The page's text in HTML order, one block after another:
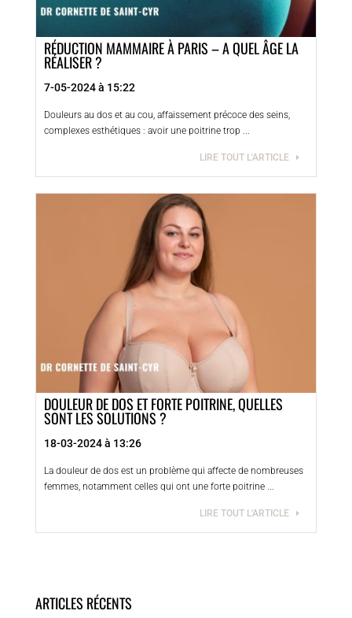
RÉDUCTION MAMMAIRE À PARIS – A QUEL ÂGE LA
RÉALISER ?
7-05-2024 à 15:22
Douleurs au dos et au cou, affaissement précoce des seins,
complexes esthétiques : avoir une poitrine trop ...
LIRE TOUT L'ARTICLE
DOULEUR DE DOS ET FORTE POITRINE, QUELLES
SONT LES SOLUTIONS ?
18-03-2024 à 13:26
La douleur de dos est un problème qui affecte de nombreuses
femmes, notamment celles qui ont une forte poitrine ...
LIRE TOUT L'ARTICLE
ARTICLES RÉCENTS